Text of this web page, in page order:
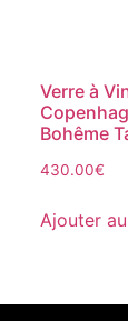
Verre à
Bohême
430.00€
Ajouter